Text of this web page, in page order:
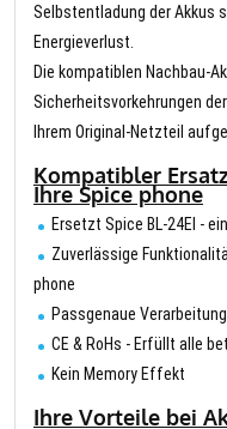
Selbstentladung der Akkus
Energieverlust.
Die kompatiblen Nachbau-
Sicherheitsvorkehrungen
Ihrem Original-Netzteil
Kompatibler
Ihre Spice phone
Ersetzt Spice BL-24EI -
Zuverlässige
phone
Passgenaue
CE & RoHs - Erfüllt alle
Kein Memory Effekt
Ihre Vorteile bei